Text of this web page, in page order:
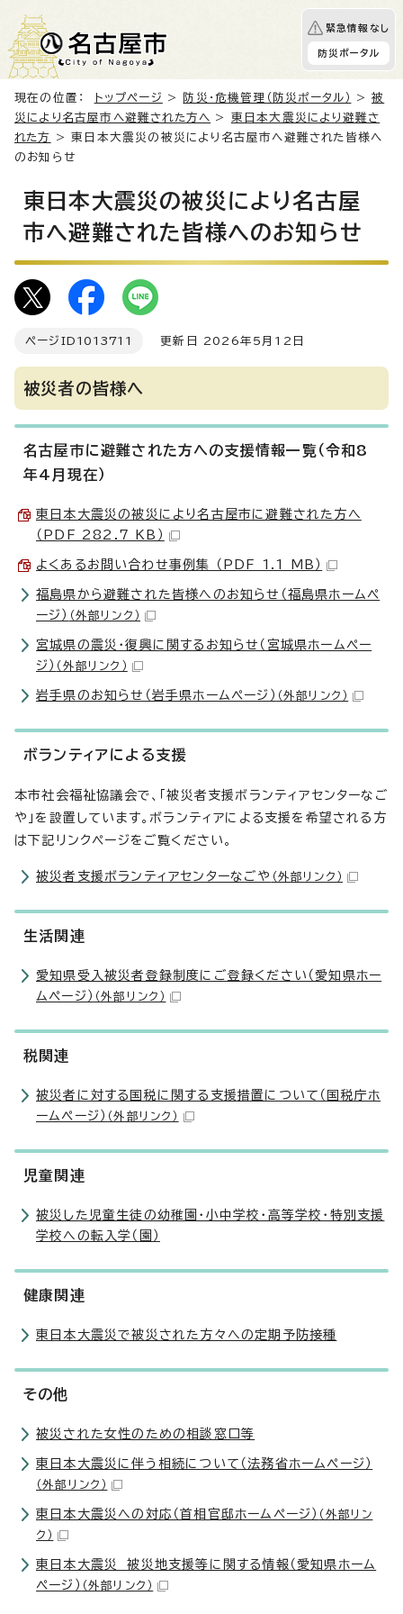
緊急情報なし
防災ポータル
現在の位置： トップページ > 防災・危機管理（防災ポータル） >被
災により名古屋市へ避難された方へ > 東日本大震災により避難さ
れた方
> 東日本大震災の被災により名古屋市へ避難された皆様へ
のお知らせ
東日本大震災の被災により名古屋
市へ避難された皆様へのお知らせ
ページID 1013711 更新日 2026年5月12日
被災者の皆様へ
名古屋市に避難された方への支援情報一覧（令和8
年4月現在）
東日本大震災の被災により名古屋市に避難された方へ
（PDF 282.7 KB）
よくあるお問い合わせ事例集 （PDF 1.1 MB）
福島県から避難された皆様へのお知らせ（福島県ホームペ
ージ） （外部リンク）
宮城県の震災・復興に関するお知らせ（宮城県ホームペー
ジ） （外部リンク）
岩手県のお知らせ（岩手県ホームページ） （外部リンク）
ボランティアによる支援
本市社会福祉協議会で、「被災者支援ボランティアセンターなご
や」を設置しています。ボランティアによる支援を希望される方
は下記リンクページをご覧ください。
被災者支援ボランティアセンターなごや （外部リンク）
生活関連
愛知県受入被災者登録制度にご登録ください（愛知県ホー
ムページ） （外部リンク）
税関連
被災者に対する国税に関する支援措置について（国税庁ホ
ームページ） （外部リンク）
児童関連
被災した児童生徒の幼稚園・小中学校・高等学校・特別支援
学校への転入学（園）
健康関連
東日本大震災で被災された方々への定期予防接種
その他
被災された女性のための相談窓口等
東日本大震災に伴う相続について（法務省ホームページ）
（外部リンク）
東日本大震災への対応（首相官邸ホームページ） （外部リン
ク）
東日本大震災 被災地支援等に関する情報（愛知県ホーム
ページ） （外部リンク）